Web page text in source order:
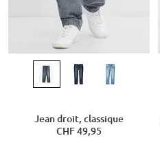
Jean droit, classique
CHF 49,95